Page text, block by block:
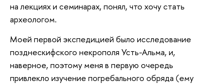
на лекциях и семинарах, понял, что хочу стать
археологом.
Моей первой экспедицией было исследование
позднескифского некрополя Усть-Альма, и,
наверное, поэтому меня в первую очередь
привлекло изучение погребального обряда (ему